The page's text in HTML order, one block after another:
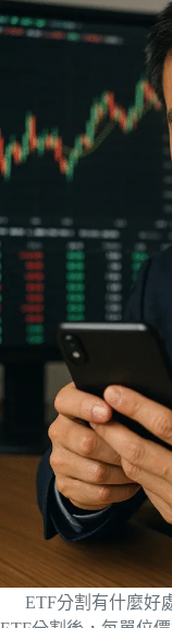
ETF分割有什麼好